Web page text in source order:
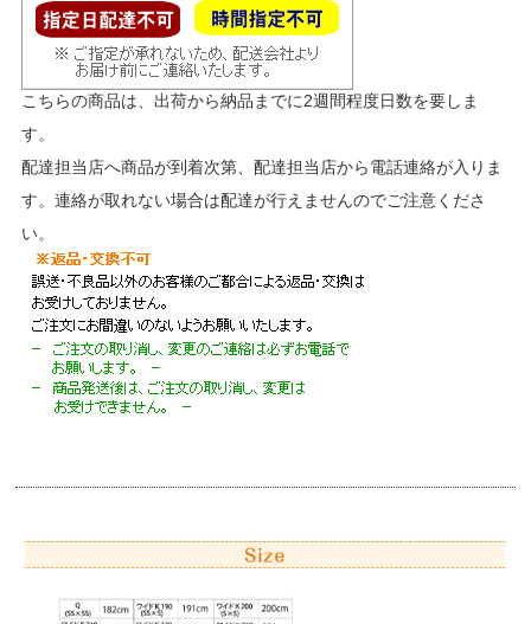
こちらの商品は、出荷から納品までに2週間程度日数を要しま
す。
配達担当店へ商品が到着次第、配達担当店から電話連絡が入りま
す。連絡が取れない場合は配達が行えませんのでご注意くださ
い。